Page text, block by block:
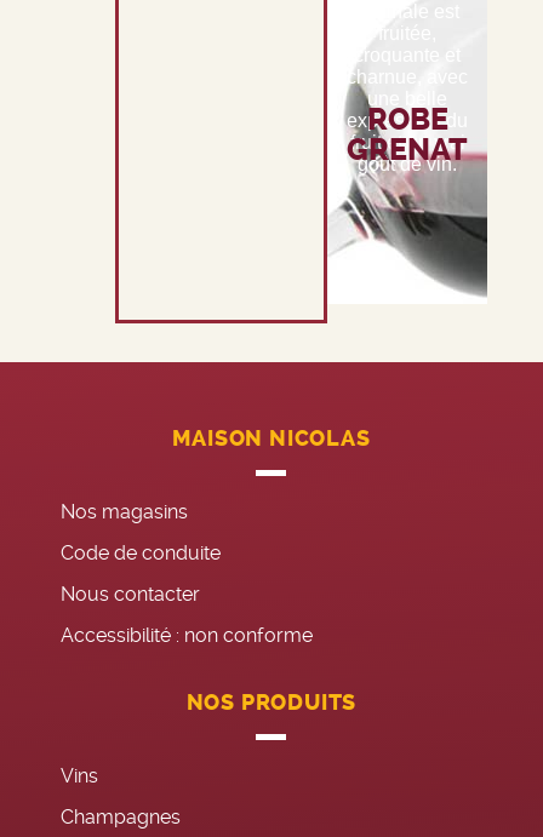
La finale est
fruitée,
croquante et
charnue, avec
une belle
expression du
fruit et un vrai
goût de vin.
ROBE
GRENAT
MAISON NICOLAS
Nos magasins
Code de conduite
Nous contacter
Accessibilité : non conforme
NOS PRODUITS
Vins
Champagnes